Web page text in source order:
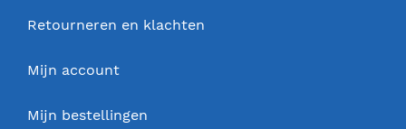
Retourneren en klachten
Mijn account
Mijn bestellingen